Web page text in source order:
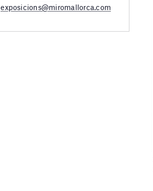
exposicions@miromallorca.com